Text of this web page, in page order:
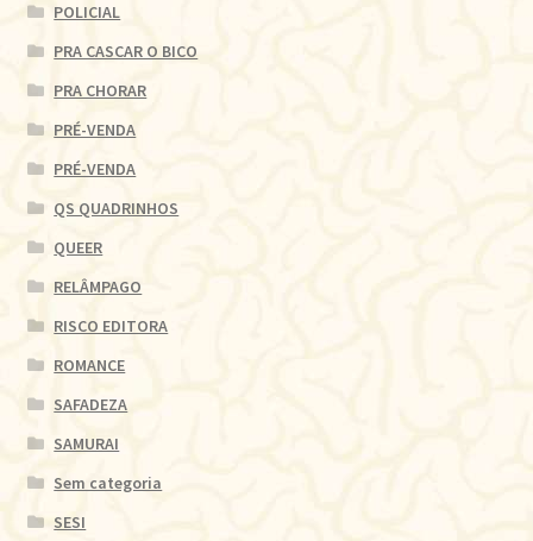
POLICIAL
PRA CASCAR O BICO
PRA CHORAR
PRÉ-VENDA
PRÉ-VENDA
QS QUADRINHOS
QUEER
RELÂMPAGO
RISCO EDITORA
ROMANCE
SAFADEZA
SAMURAI
Sem categoria
SESI